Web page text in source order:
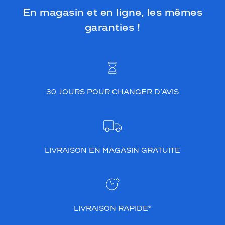
En magasin et en ligne, les mêmes
garanties !
30 JOURS POUR CHANGER D’AVIS
LIVRAISON EN MAGASIN GRATUITE
LIVRAISON RAPIDE*